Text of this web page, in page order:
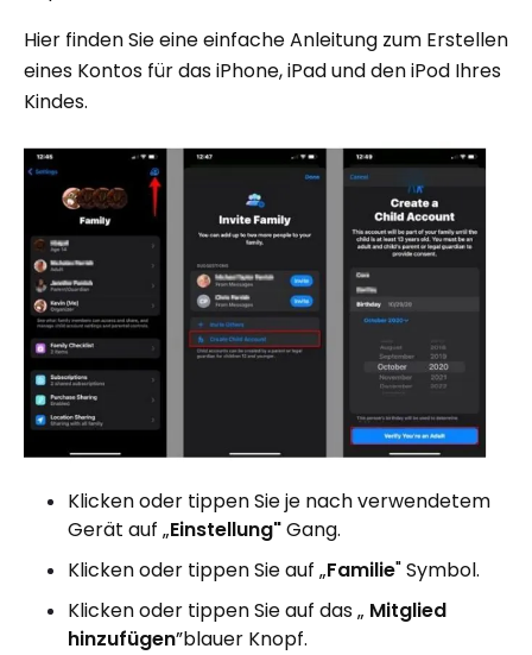
Hier finden Sie eine einfache Anleitung zum Erstellen
eines Kontos für das iPhone, iPad und den iPod Ihres
Kindes.
Klicken oder tippen Sie je nach verwendetem
Gerät auf „Einstellung"Gang.
Klicken oder tippen Sie auf „Familie" Symbol.
Klicken oder tippen Sie auf das „ Mitglied
hinzufügen”blauer Knopf.